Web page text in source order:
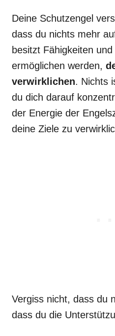
Deine Schutzengel
dass du nichts mehr
besitzt Fähigkeiten
ermöglichen werden,
verwirklichen. Nichts
du dich darauf
der Energie der
deine Ziele zu
Vergiss nicht, dass du
dass du die